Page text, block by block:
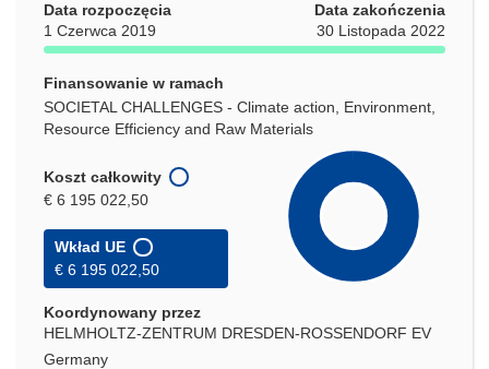
Data rozpoczęcia
1 Czerwca 2019
Data zakończenia
30 Listopada 2022
Finansowanie w ramach
SOCIETAL CHALLENGES - Climate action, Environment,
Resource Efficiency and Raw Materials
Koszt całkowity
€ 6 195 022,50
Wkład UE
€ 6 195 022,50
Koordynowany przez
HELMHOLTZ-ZENTRUM DRESDEN-ROSSENDORF EV
Germany